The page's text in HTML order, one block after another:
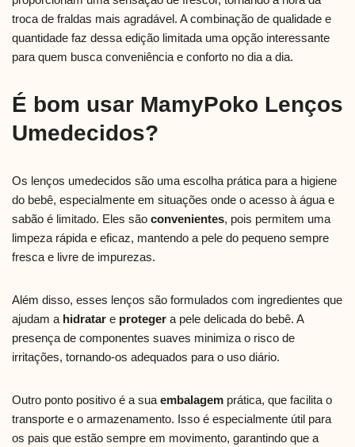
troca de fraldas mais agradável. A combinação de qualidade e
quantidade faz dessa edição limitada uma opção interessante
para quem busca conveniência e conforto no dia a dia.
É bom usar MamyPoko Lenços
Umedecidos?
Os lenços umedecidos são uma escolha prática para a higiene
do bebê, especialmente em situações onde o acesso à água e
sabão é limitado. Eles são convenientes, pois permitem uma
limpeza rápida e eficaz, mantendo a pele do pequeno sempre
fresca e livre de impurezas.
Além disso, esses lenços são formulados com ingredientes que
ajudam a hidratar e proteger a pele delicada do bebê. A
presença de componentes suaves minimiza o risco de
irritações, tornando-os adequados para o uso diário.
Outro ponto positivo é a sua embalagem prática, que facilita o
transporte e o armazenamento. Isso é especialmente útil para
os pais que estão sempre em movimento, garantindo que a